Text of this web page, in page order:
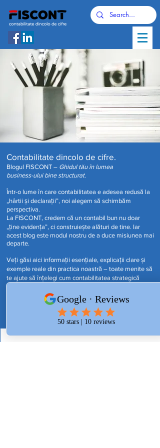
Contabilitate dincolo de cifre.
Blogul FISCONT – Ghidul tău în lumea
business-ului bine structurat.
Într-o lume în care contabilitatea e adesea redusă la
„hârtii și declarații”, noi alegem să schimbăm
perspectiva.
La FISCONT, credem că un contabil bun nu doar
„ține evidența”, ci construiește alături de tine. Iar
acest blog este modul nostru de a duce misiunea mai
departe.
Veți găsi aici informații esențiale, explicații clare și
exemple reale din practica noastră – toate menite să
te ajute să înțelegi cum contabilitatea strategică
devine un pilon în luarea deciziilor, în planificare și în
scalarea sănătoasă a afacerii tale.Pentru că da,
contabilitatea contează. Iar când e bine făcută,
devine o resursă de valoare.